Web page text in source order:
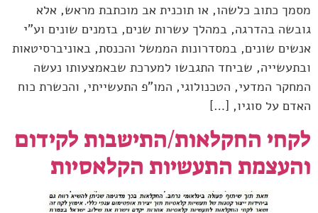
מסמך כתוב כלשהו, או תוכנית אב מוכתבת מראש, אלא
גובשה בהדרגה, במהלך עשרות שנים, בזמנים שונים וע"י
אנשים שונים, במסדרונות הממשל והכנסת, באוניברסיטאות
ובתעשייה, שביחד התגבשו למערכת שבאמצעותו נעשה
המחקר המדעי, הטכנולוגי, המו"פ התעשייתי, והכשרת כוח
האדם על סוגיו, […]
לקחי החקלאות/התישבות לקידום
והעצמת התעשיות הקלאסיות